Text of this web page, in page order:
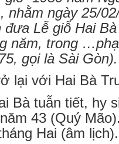
nhằm ngày 25/
đưa Lễ giỗ Hai
năm, trong
gọi là Sài Gòn).
lại với Hai Bà
Bà tuẫn tiết, hy
43 (Quý
Hai (âm lịch).